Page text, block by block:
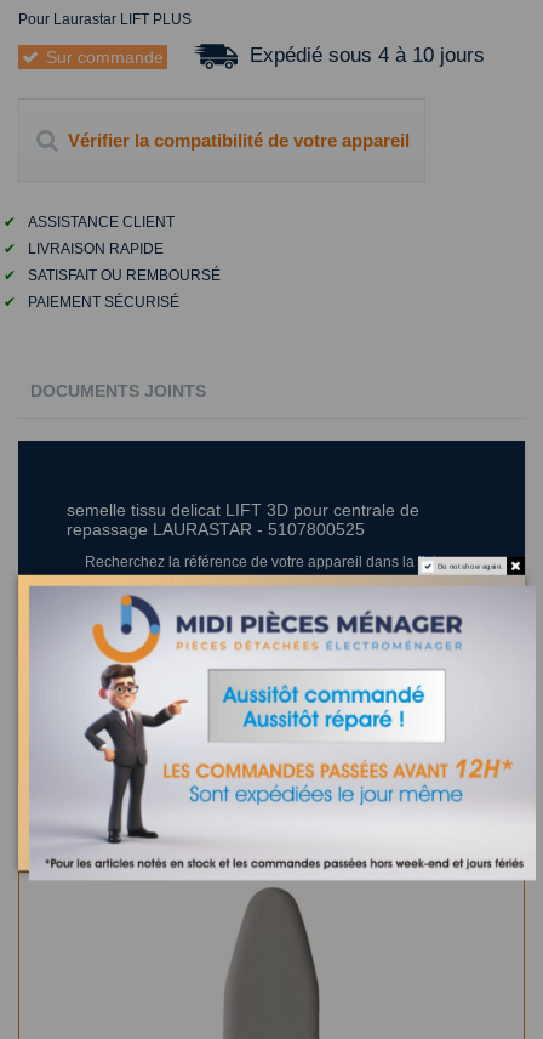
Pour Laurastar LIFT PLUS
Sur commande Expédié sous 4 à 10 jours
Vérifier la compatibilité de votre appareil
✔
ASSISTANCE CLIENT
✔
LIVRAISON RAPIDE
✔
SATISFAIT OU REMBOURSÉ
✔
PAIEMENT SÉCURISÉ
DOCUMENTS JOINTS
semelle tissu delicat LIFT 3D pour centrale de
repassage LAURASTAR - 5107800525
Recherchez la référence de votre appareil dans la liste
Où trouver la référence de mon appareil ?
0 appareil compatible.
Do not show again.